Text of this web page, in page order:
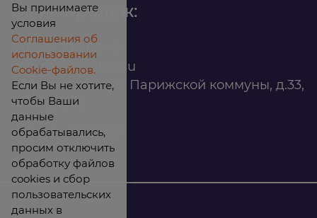
Офис продаж:
infomarket@ilan.su
г. Красноярск, ул. Парижской коммуны, д.33,
помещ. 302
ИНН: 2465263327
Вы принимаете
условия
Соглашения об
использовании
Cookie-файлов.
Если Вы не хотите,
чтобы Ваши
данные
обрабатывались,
просим отключить
обработку файлов
cookies и сбор
пользовательских
данных в